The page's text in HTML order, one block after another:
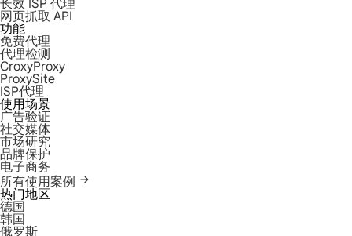
长效 ISP 代理
网页抓取 API
功能
免费代理
代理检测
CroxyProxy
ProxySite
ISP代理
使用场景
广告验证
社交媒体
市场研究
品牌保护
电子商务
所有使用案例
热门地区
德国
韩国
俄罗斯